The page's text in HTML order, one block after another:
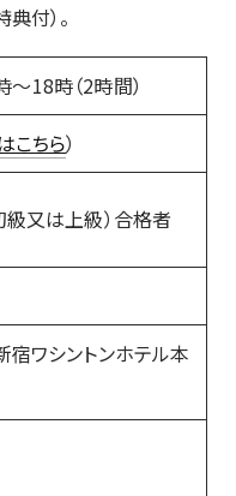
付）。
18時（2時間）
こちら）
級又は上級）合格者
ワシントンホテル本